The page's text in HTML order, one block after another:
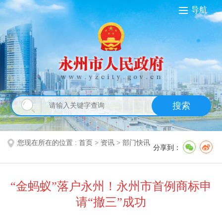
导航
搜索
您现在所在的位置 : 首页 > 资讯 > 部门快讯
分享到：
“金蚂蚁”落户永州！永州市首例商标申
请“撤三”成功